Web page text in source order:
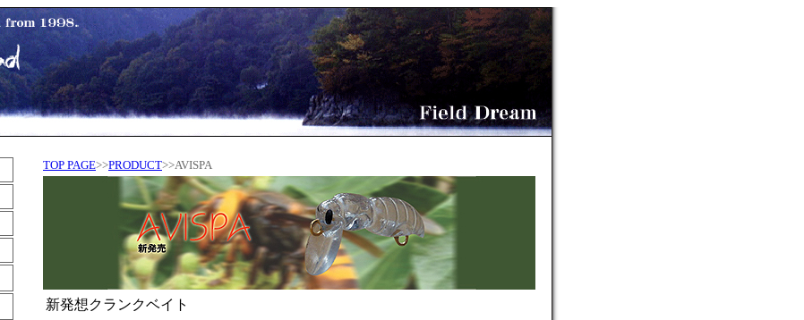
TOP PAGE>>PRODUCT>>AVISPA
新発想クランクベイト